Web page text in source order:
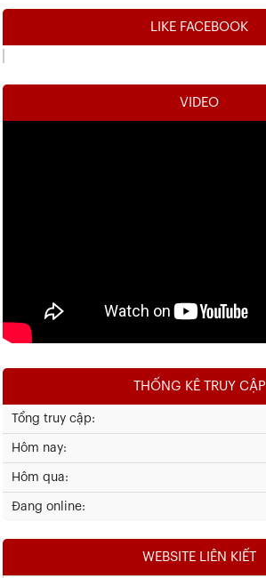
LIKE FACEBOOK
VIDEO
THỐNG KÊ TRUY CẬP
Tổng truy cập:
Hôm nay:
Hôm qua:
Đang online:
WEBSITE LIÊN KIẾT